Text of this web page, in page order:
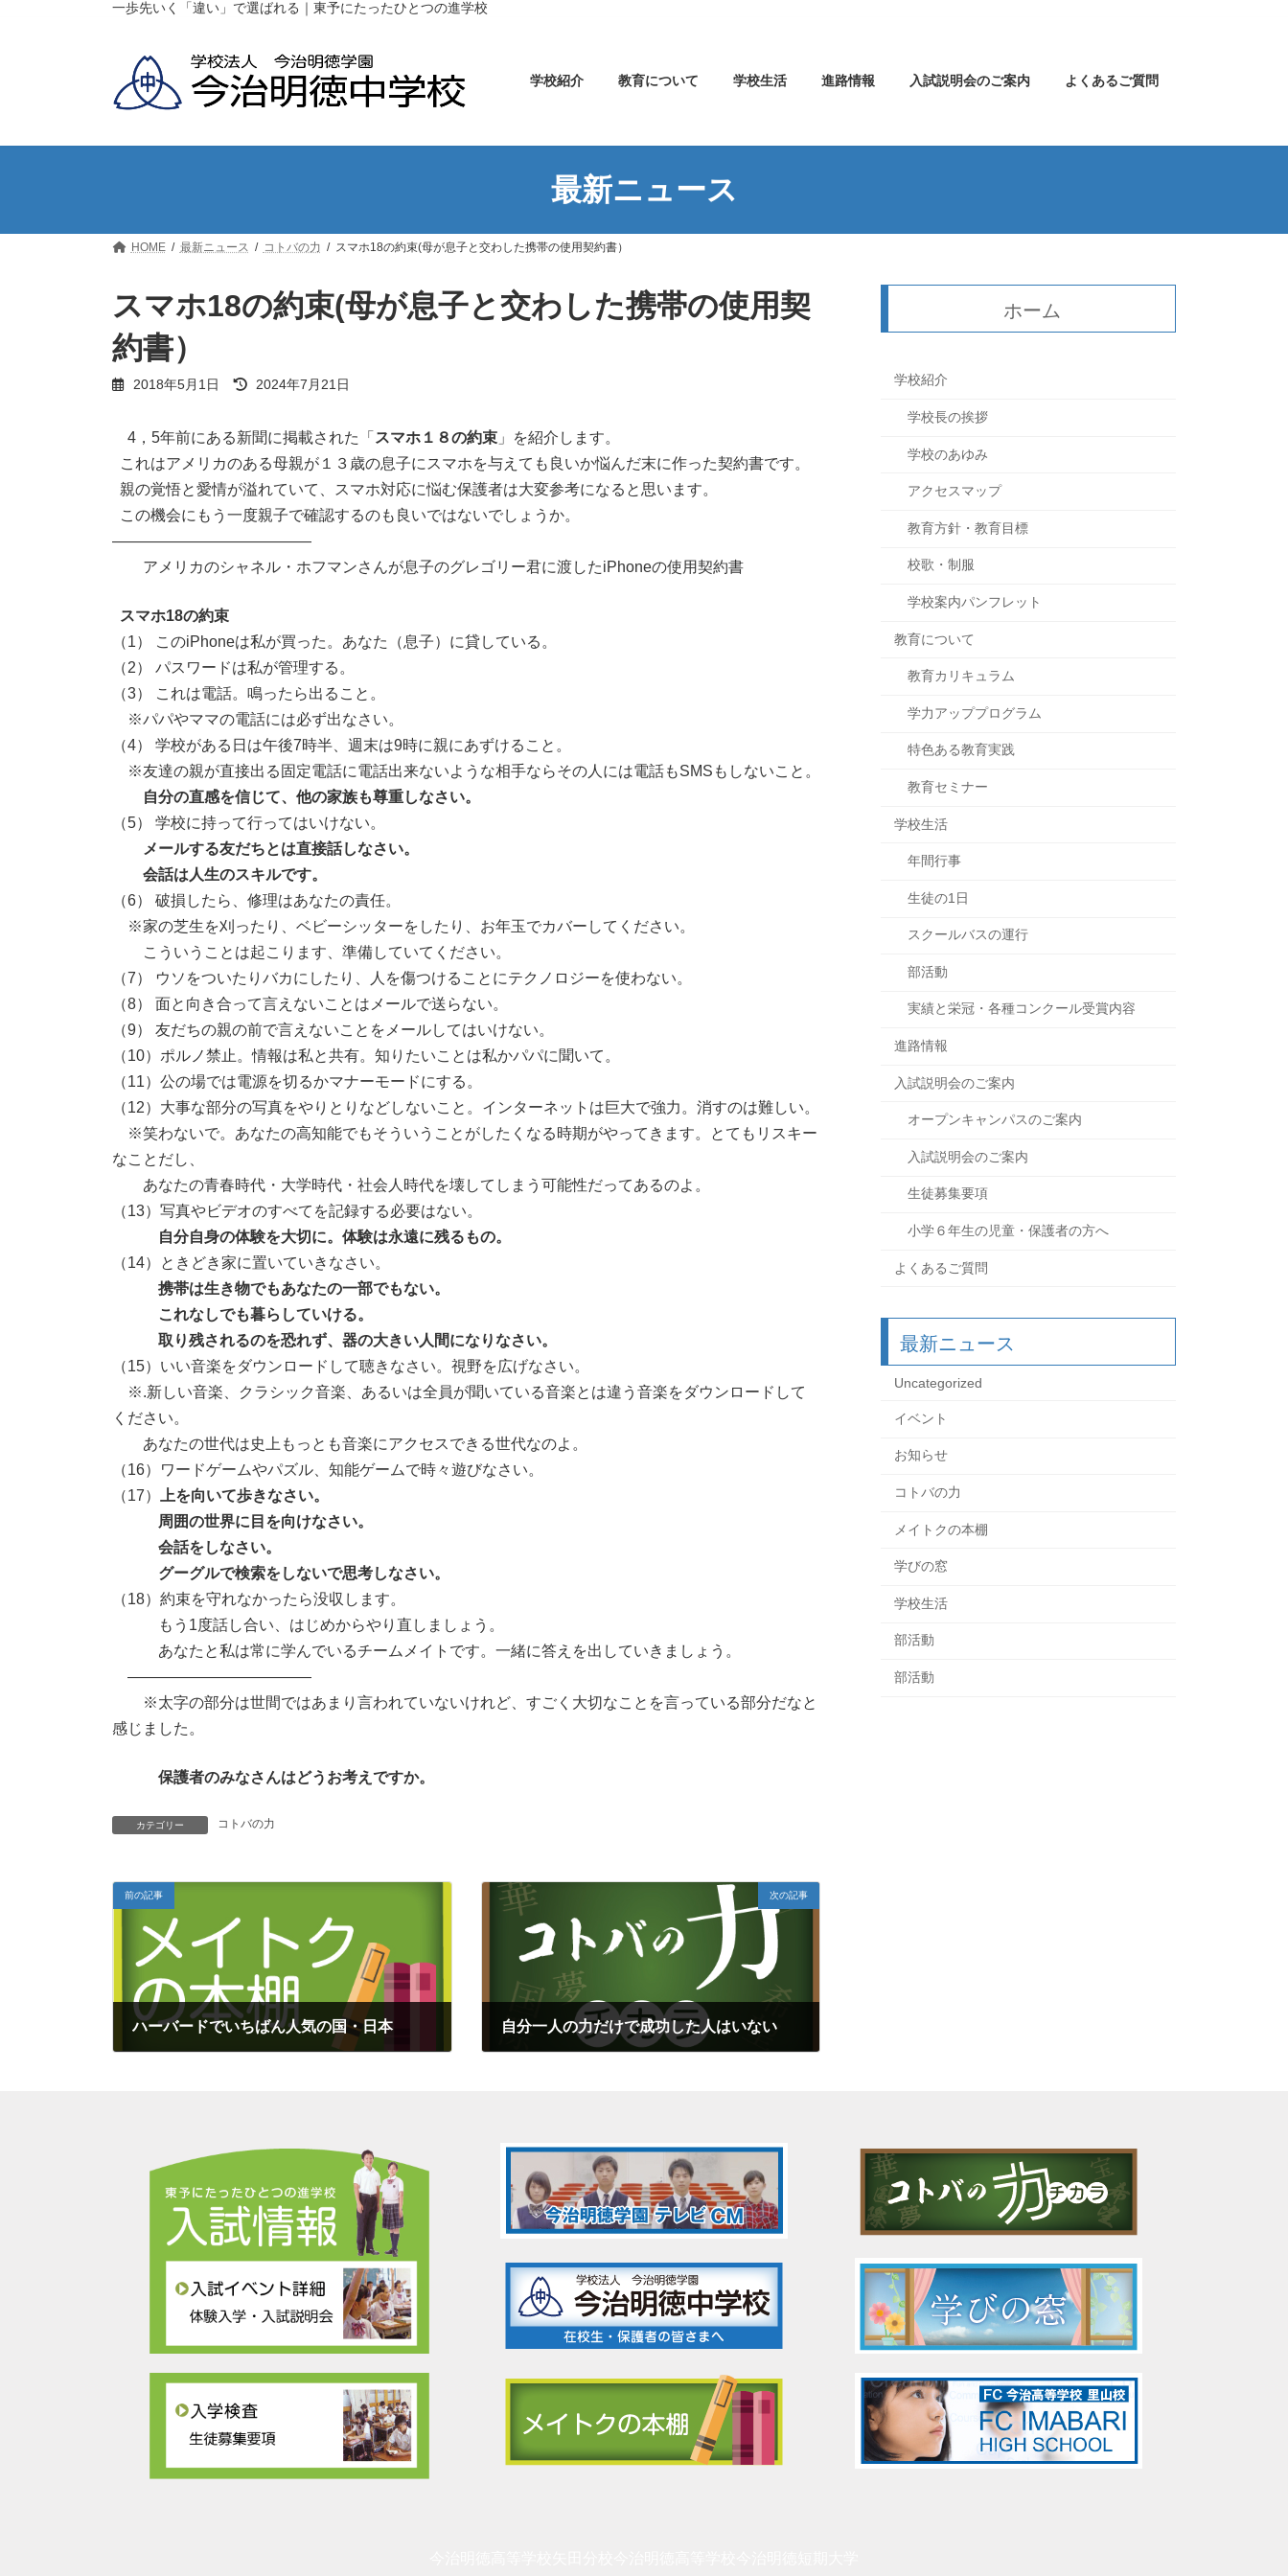
キ
に
一歩先いく「違い」で選ばれる｜東予にたったひとつの進学校
学校紹介 教育について 学校生活 進路情報 入試説明会のご案内 よくあるご質問
最新ニュース
HOME 最新ニュース コトバの力 スマホ18の約束(母が息子と交わした携帯の使用契約書）
スマホ18の約束(母が息子と交わした携帯の使用契
約書）
2018年5月1日
最
新
時
:
2024年7月21日
4，5年前にある新聞に掲載された「 スマホ１８の約束 」を紹介します。
これはアメリカのある母親が１３歳の息子にスマホを与えても良いか悩んだ末に作った契約書です。
親の覚悟と愛情が溢れていて、スマホ対応に悩む保護者は大変参考になると思います。
この機会にもう一度親子で確認するのも良いではないでしょうか。
—————————————
アメリカのシャネル・ホフマンさんが息子のグレゴリー君に渡したiPhoneの使用契約書
スマホ18の約束
（1） このiPhoneは私が買った。あなた（息子）に貸している。
（2） パスワードは私が管理する。
（3） これは電話。鳴ったら出ること。
※パパやママの電話には必ず出なさい。
（4） 学校がある日は午後7時半、週末は9時に親にあずけること。
※友達の親が直接出る固定電話に電話出来ないような相手ならその人には電話もSMSもしないこと。
自分の直感を信じて、他の家族も尊重しなさい。
（5） 学校に持って行ってはいけない。
メールする友だちとは直接話しなさい。
会話は人生のスキルです。
（6） 破損したら、修理はあなたの責任。
※家の芝生を刈ったり、ベビーシッターをしたり、お年玉でカバーしてください。
こういうことは起こります、準備していてください。
（7） ウソをついたりバカにしたり、人を傷つけることにテクノロジーを使わない。
（8） 面と向き合って言えないことはメールで送らない。
（9） 友だちの親の前で言えないことをメールしてはいけない。
（10）ポルノ禁止。情報は私と共有。知りたいことは私かパパに聞いて。
（11）公の場では電源を切るかマナーモードにする。
（12）大事な部分の写真をやりとりなどしないこと。インターネットは巨大で強力。消すのは難しい。
※笑わないで。あなたの高知能でもそういうことがしたくなる時期がやってきます。とてもリスキー
なことだし、
あなたの青春時代・大学時代・社会人時代を壊してしまう可能性だってあるのよ。
（13）写真やビデオのすべてを記録する必要はない。
自分自身の体験を大切に。体験は永遠に残るもの。
（14）ときどき家に置いていきなさい。
携帯は生き物でもあなたの一部でもない。
これなしでも暮らしていける。
取り残されるのを恐れず、器の大きい人間になりなさい。
（15）いい音楽をダウンロードして聴きなさい。視野を広げなさい。
※.新しい音楽、クラシック音楽、あるいは全員が聞いている音楽とは違う音楽をダウンロードして
ください。
あなたの世代は史上もっとも音楽にアクセスできる世代なのよ。
（16）ワードゲームやパズル、知能ゲームで時々遊びなさい。
（17）
上を向いて歩きなさい。
周囲の世界に目を向けなさい。
会話をしなさい。
グーグルで検索をしないで思考しなさい。
（18）約束を守れなかったら没収します。
もう1度話し合い、はじめからやり直しましょう。
あなたと私は常に学んでいるチームメイトです。一緒に答えを出していきましょう。
————————————
※太字の部分は世間ではあまり言われていないけれど、すごく大切なことを言っている部分だなと
感じました。
保護者のみなさんはどうお考えですか。
カテゴリー コトバの力
前の記事
ハーバードでいちばん人気の国・日本
次の記事
自分一人の力だけで成功した人はいない
ホーム
学校紹介
学校長の挨拶
学校のあゆみ
アクセスマップ
教育方針・教育目標
校歌・制服
学校案内パンフレット
教育について
教育カリキュラム
学力アッププログラム
特色ある教育実践
教育セミナー
学校生活
年間行事
生徒の1日
スクールバスの運行
部活動
実績と栄冠・各種コンクール受賞内容
進路情報
入試説明会のご案内
オープンキャンパスのご案内
入試説明会のご案内
生徒募集要項
小学６年生の児童・保護者の方へ
よくあるご質問
最新ニュース
Uncategorized
イベント
お知らせ
コトバの力
メイトクの本棚
学びの窓
学校生活
部活動
部活動